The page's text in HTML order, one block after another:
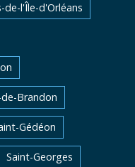
de-l'Île-d'Orléans
Brandon
Gédéon
Saint-Georges